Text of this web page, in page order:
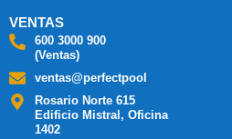
VENTAS
600 3000 900
(Ventas)
ventas@perfectpool
Rosario Norte 615
Edificio Mistral, Oficina
1402